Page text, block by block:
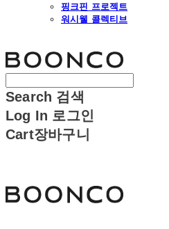
핑크핀 프로젝트
워시웰 콜렉티브
Search 검색
Log In 로그인
Cart장바구니